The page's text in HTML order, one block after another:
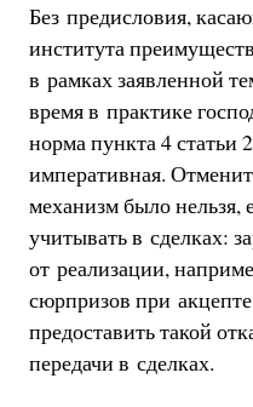
Без предисловия,
института
в рамках заявленной
время в практике
норма пункта 4
императивная.
механизм было нельзя,
учитывать в сделках:
от реализации,
сюрпризов при
предоставить такой
передачи в сделках.